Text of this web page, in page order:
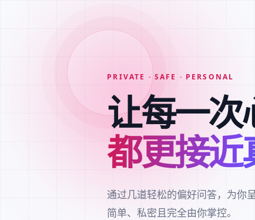
PRIVATE · SAFE · PERSONAL
让每一次
都更接近
通过几道轻松的偏好问答，为你
简单、私密且完全由你掌控。